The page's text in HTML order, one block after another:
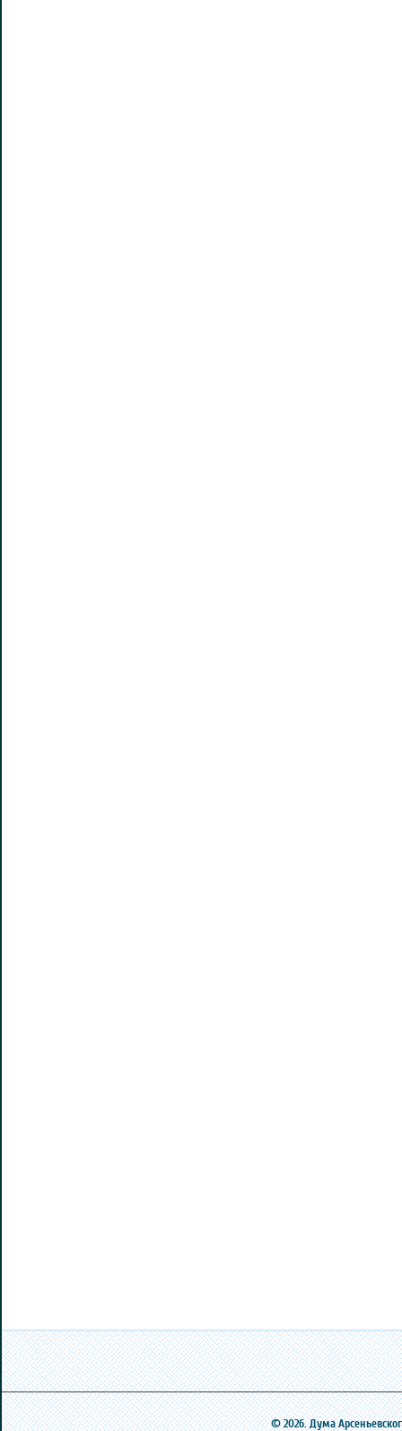
© 2026. Дума